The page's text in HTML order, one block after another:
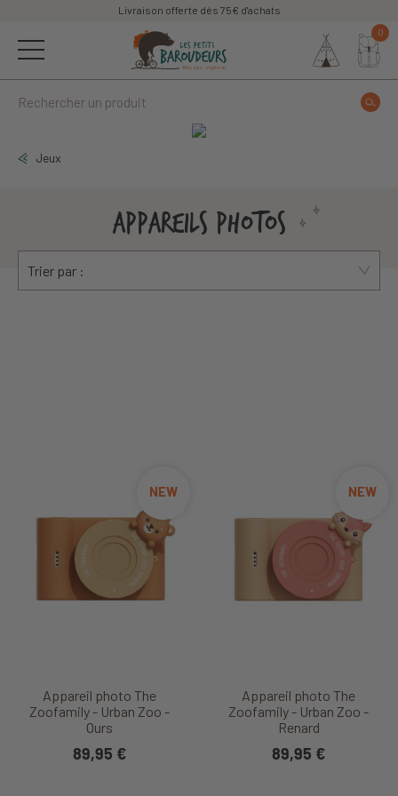
Livraison offerte dès 75€ d'achats
0
Jeux
APPAREILS PHOTOS
Trier par :
Appareil photo The
Zoofamily - Urban Zoo -
Ours
NEW
89,95 €
Appareil photo The
Zoofamily - Urban Zoo -
Renard
NEW
89,95 €